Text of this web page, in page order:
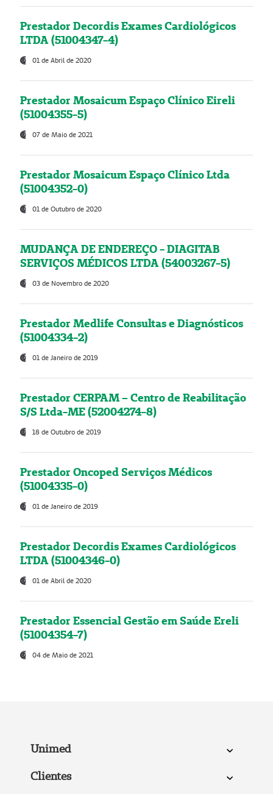
Prestador Decordis Exames Cardiológicos
LTDA (51004347-4)
01 de Abril de 2020
Prestador Mosaicum Espaço Clínico Eireli
(51004355-5)
07 de Maio de 2021
Prestador Mosaicum Espaço Clínico Ltda
(51004352-0)
01 de Outubro de 2020
MUDANÇA DE ENDEREÇO - DIAGITAB
SERVIÇOS MÉDICOS LTDA (54003267-5)
03 de Novembro de 2020
Prestador Medlife Consultas e Diagnósticos
(51004334-2)
01 de Janeiro de 2019
Prestador CERPAM – Centro de Reabilitação
S/S Ltda-ME (52004274-8)
18 de Outubro de 2019
Prestador Oncoped Serviços Médicos
(51004335-0)
01 de Janeiro de 2019
Prestador Decordis Exames Cardiológicos
LTDA (51004346-0)
01 de Abril de 2020
Prestador Essencial Gestão em Saúde Ereli
(51004354-7)
04 de Maio de 2021
Unimed
Clientes